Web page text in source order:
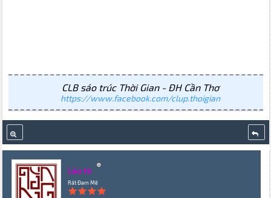
CLB sáo trúc Thời Gian - ĐH Cần Thơ
https://www.facebook.com/clup.thoigian
Lão tè
Rất Đam Mê